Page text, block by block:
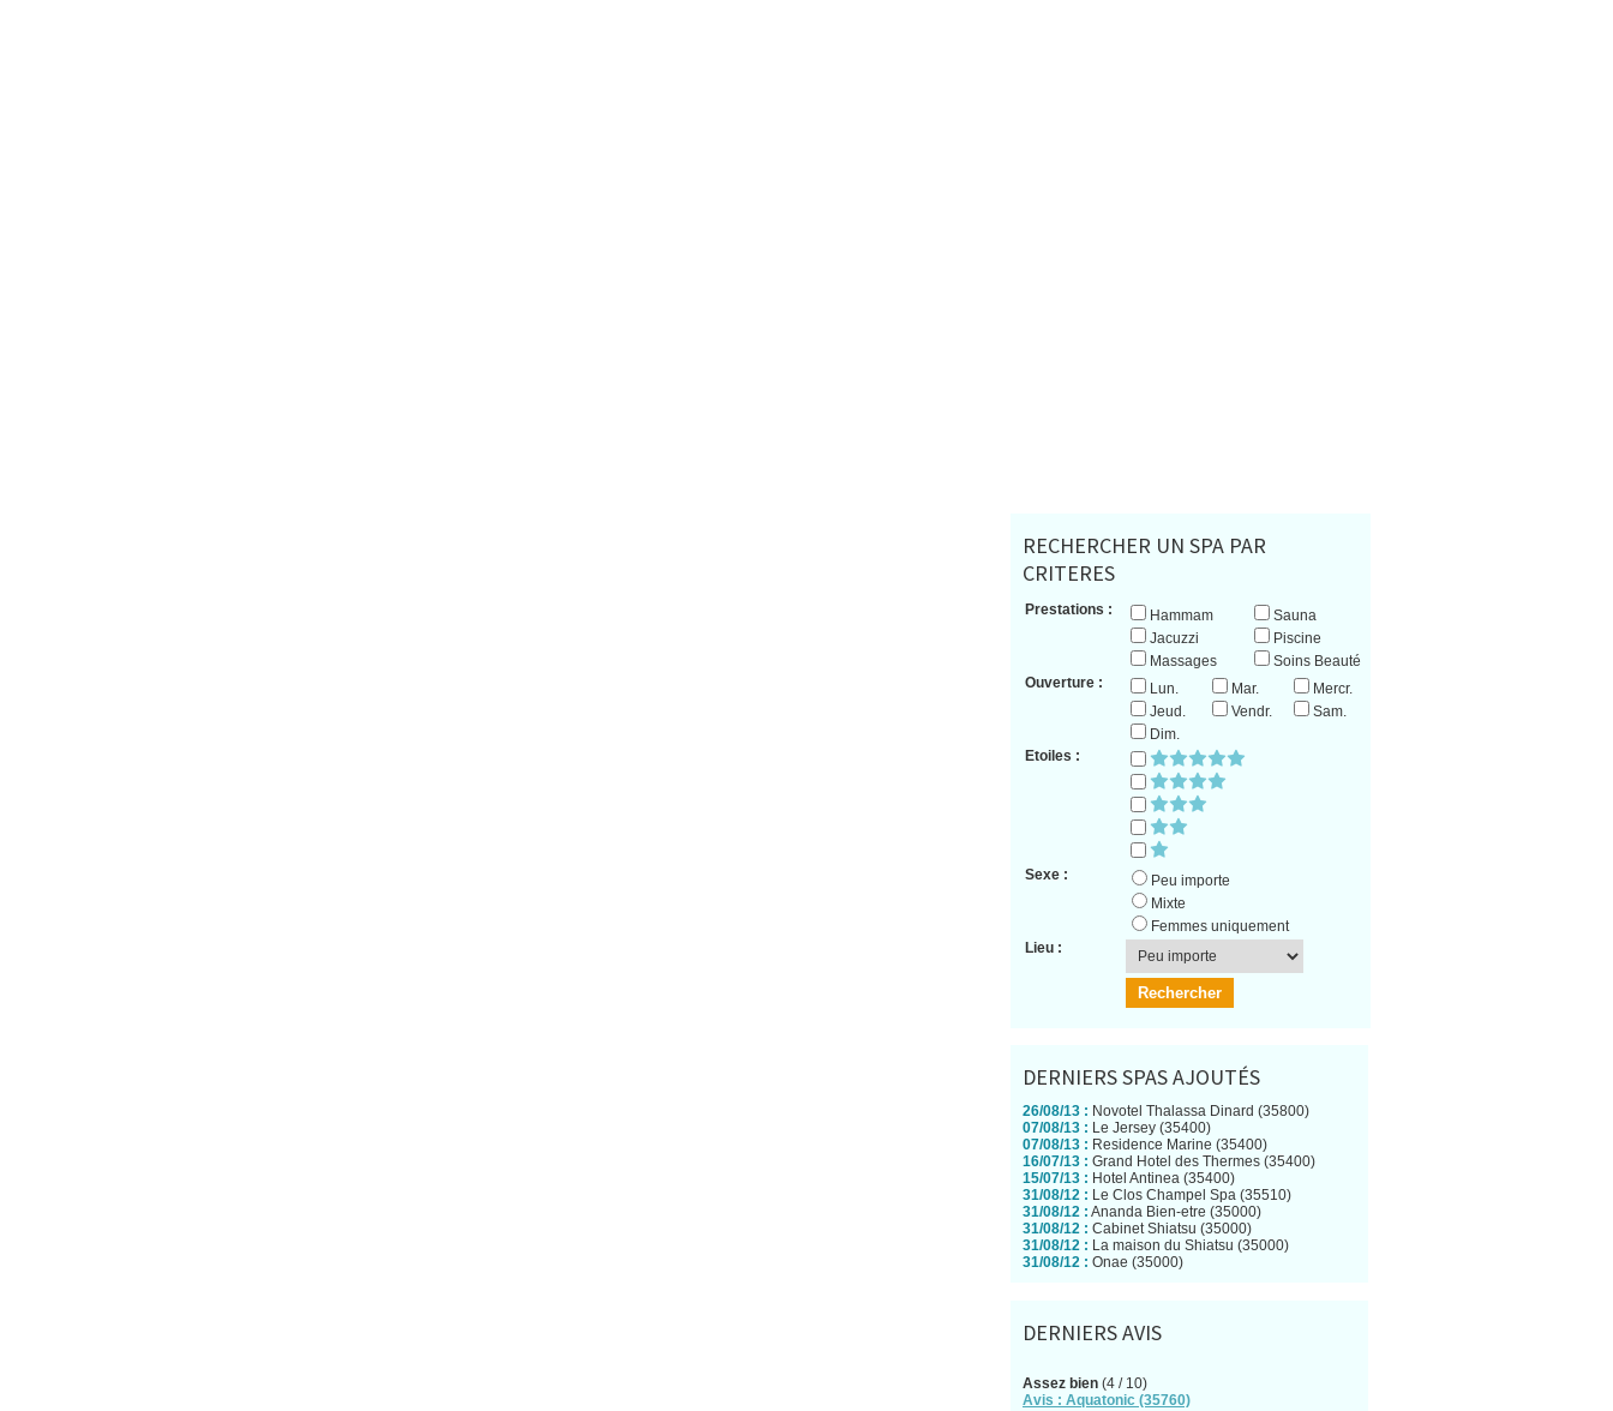
RECHERCHER UN SPA PAR
CRITERES
Prestations : Hammam
Sauna
Jacuzzi
Piscine
Massages
Soins Beauté
Ouverture :
Lun. Mar.
Mercr.
Jeud.
Vendr.
Sam.
Dim.
Etoiles :
Sexe :
Peu importe
Mixte
Femmes uniquement
Lieu :
DERNIERS SPAS AJOUTÉS
26/08/13 : Novotel Thalassa Dinard (35800)
07/08/13 : Le Jersey (35400)
07/08/13 : Residence Marine (35400)
16/07/13 : Grand Hotel des Thermes (35400)
15/07/13 : Hotel Antinea (35400)
31/08/12 : Le Clos Champel Spa (35510)
31/08/12 : Ananda Bien-etre (35000)
31/08/12 : Cabinet Shiatsu (35000)
31/08/12 : La maison du Shiatsu (35000)
31/08/12 : Onae (35000)
DERNIERS AVIS
Assez bien (4 / 10)
Avis : Aquatonic (35760)